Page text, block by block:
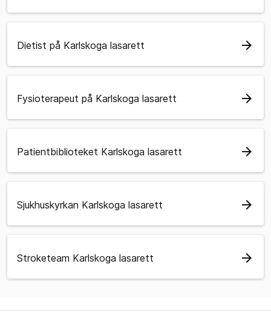
Dietist på Karlskoga lasarett arrow_forward
Fysioterapeut på Karlskoga lasarett arrow_forward
Patientbiblioteket Karlskoga lasarett arrow_forward
Sjukhuskyrkan Karlskoga lasarett arrow_forward
Stroketeam Karlskoga lasarett arrow_forward